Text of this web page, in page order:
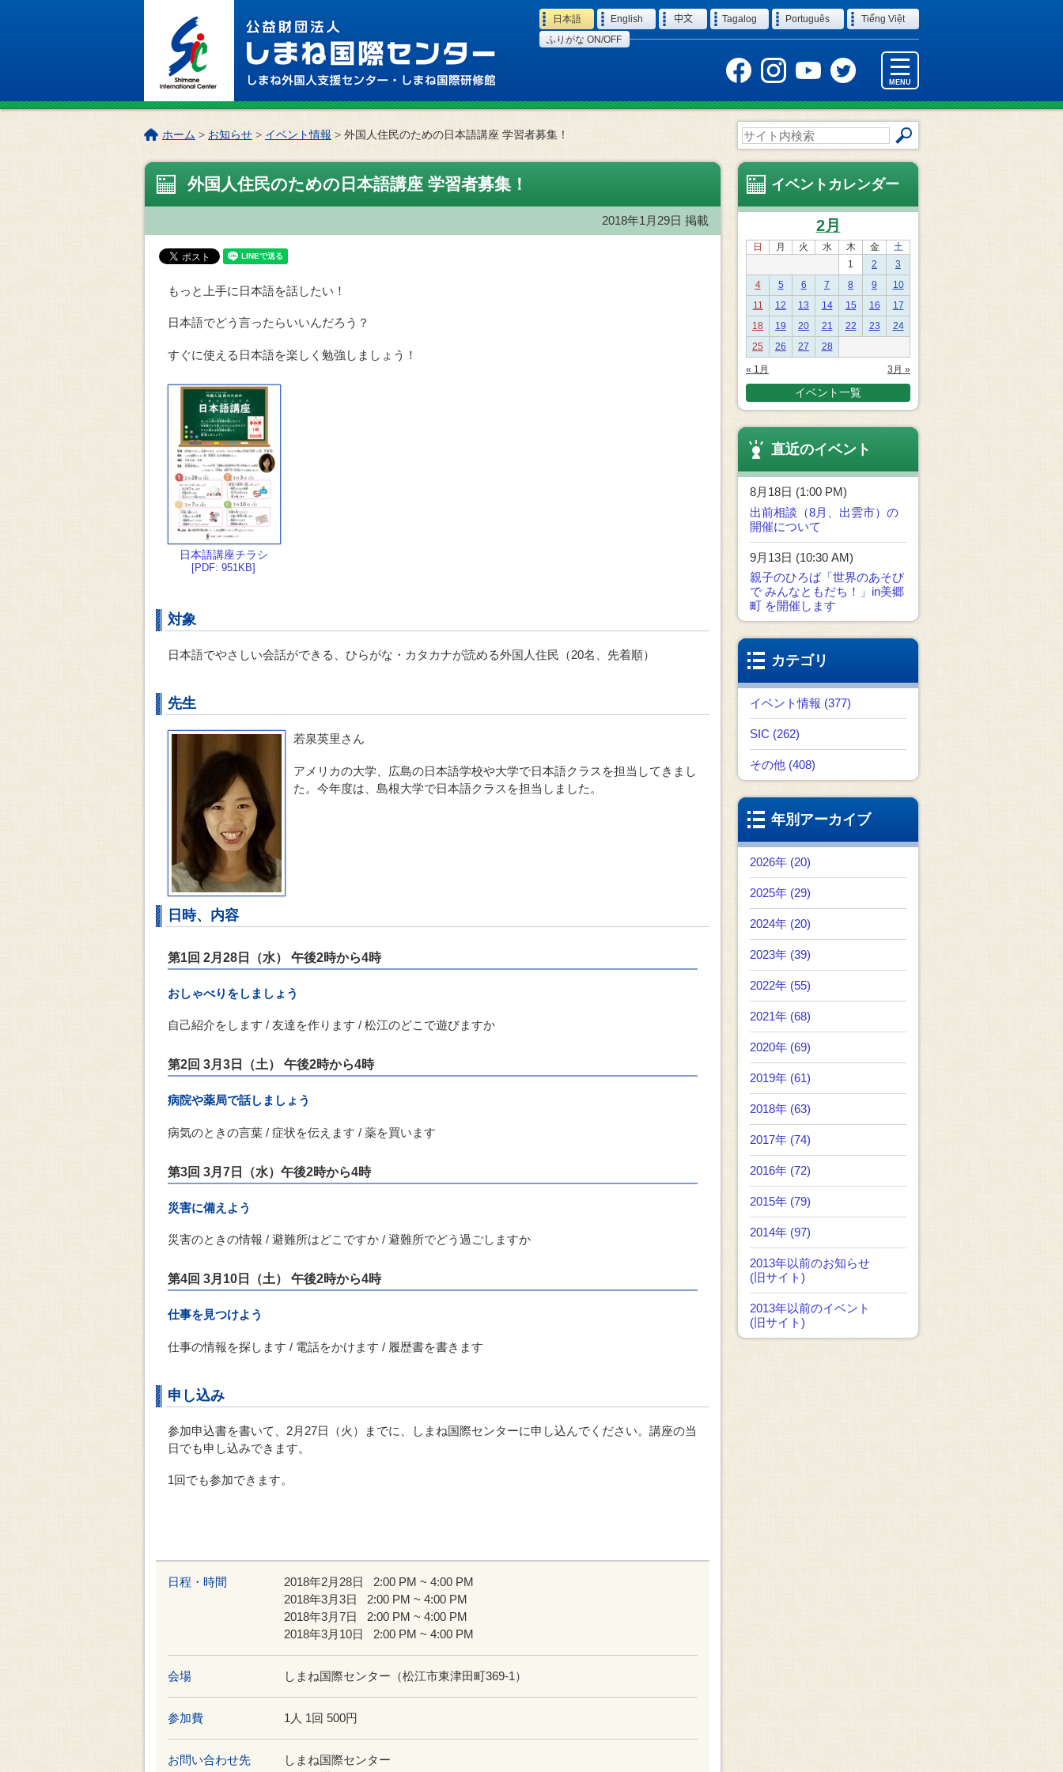
Language
日本語 English 中文 Tagalog Português
Tiếng Việt
ふりがな ON/OFF
MENU
サ
イ
ト
内
こ
ペ
位
ホーム > お知らせ > イベント情報 > 外国人住民のための日本語講座 学習者募集！
外国人住民のための日本語講座 学習者募集！
2018年1月29日 掲載
もっと上手に日本語を話したい！
日本語でどう言ったらいいんだろう？
すぐに使える日本語を楽しく勉強しましょう！
日本語講座チラシ
[PDF: 951KB]
対象
日本語でやさしい会話ができる、ひらがな・カタカナが読める外国人住民（20名、先着順）
先生
若泉英里さん
アメリカの大学、広島の日本語学校や大学で日本語クラスを担当してきまし
た。今年度は、島根大学で日本語クラスを担当しました。
日時、内容
第1回 2月28日（水） 午後2時から4時
おしゃべりをしましょう
自己紹介をします / 友達を作ります / 松江のどこで遊びますか
第2回 3月3日（土） 午後2時から4時
病院や薬局で話しましょう
病気のときの言葉 / 症状を伝えます / 薬を買います
第3回 3月7日（水）午後2時から4時
災害に備えよう
災害のときの情報 / 避難所はどこですか / 避難所でどう過ごしますか
第4回 3月10日（土） 午後2時から4時
仕事を見つけよう
仕事の情報を探します / 電話をかけます / 履歴書を書きます
申し込み
参加申込書を書いて、2月27日（火）までに、しまね国際センターに申し込んでください。講座の当
日でも申し込みできます。
1回でも参加できます。
日程・時間 2018年2月28日
2:00 PM ~ 4:00 PM
2018年3月3日
2:00 PM ~ 4:00 PM
2018年3月7日
2:00 PM ~ 4:00 PM
2018年3月10日
2:00 PM ~ 4:00 PM
会場 しまね国際センター（松江市東津田町369-1）
参加費 1人 1回 500円
お問い合わせ先
しまね国際センター
イベントカレンダー
2月
日 月 火 水 木 金
土
1
2
3
4
5 6 7 8 9
10
11
12 13 14 15 16
17
18
19 20 21 22 23
24
25
26 27 28
« 1月 3月 »
イベント一覧
直近のイベント
8月18日 (1:00 PM)
出前相談（8月、出雲市）の
開催について
9月13日 (10:30 AM)
親子のひろば「世界のあそび
で みんなともだち！」in美郷
町 を開催します
カテゴリ
イベント情報 (377)
SIC (262)
その他 (408)
年別アーカイブ
2026年 (20)
2025年 (29)
2024年 (20)
2023年 (39)
2022年 (55)
2021年 (68)
2020年 (69)
2019年 (61)
2018年 (63)
2017年 (74)
2016年 (72)
2015年 (79)
2014年 (97)
2013年以前のお知らせ
(旧サイト)
2013年以前のイベント
(旧サイト)